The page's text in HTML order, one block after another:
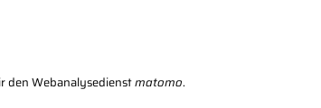
den Webanalysedienstmatomo.